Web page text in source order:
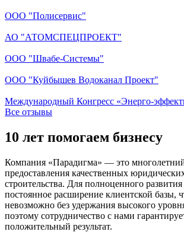
ООО "Полисервис"
АО "АТОМСПЕЦПРОЕКТ"
ООО "Швабе-Системы"
ООО "Куйбышев Водоканал Проект"
Международный Конгресс «Энерго-
Все отзывы
10 лет помогаем бизнесу
Компания «Парадигма» — это
предоставления качественных
строительства. Для полноценного
постоянное расширение клиентской базы,
невозможно без удержания высокого
поэтому сотрудничество с нами
положительный результат.